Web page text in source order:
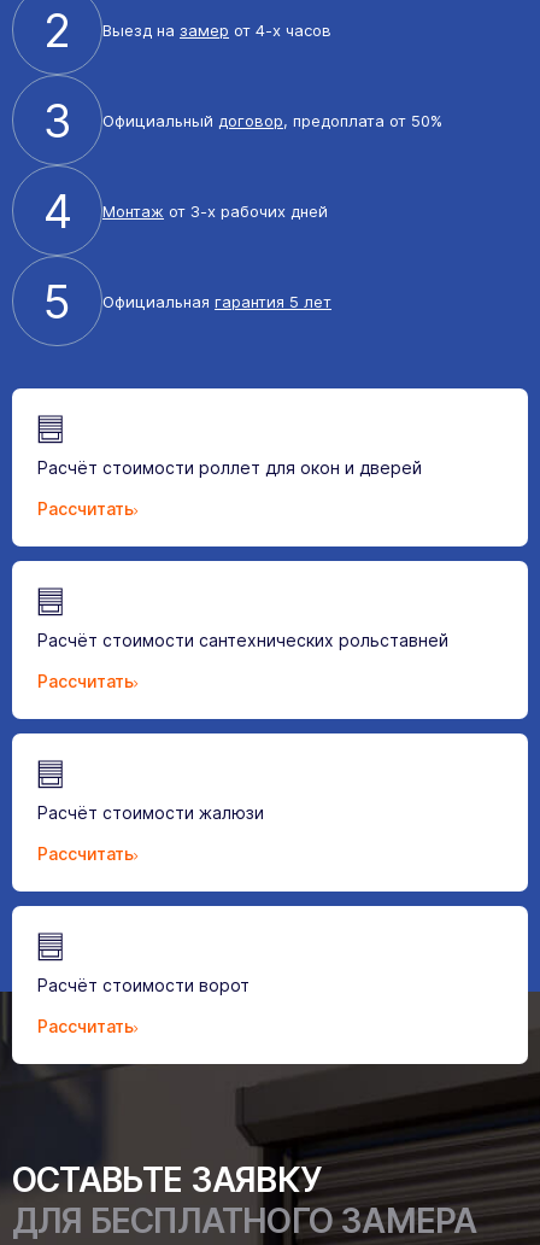
2 Выезд на замер от 4-х часов
3 Официальный договор, предоплата от 50%
4 Монтаж от 3-х рабочих дней
5 Официальная гарантия 5 лет
Расчёт стоимости роллет для окон и дверей
Рассчитать
Расчёт стоимости сантехнических рольставней
Рассчитать
Расчёт стоимости жалюзи
Рассчитать
Расчёт стоимости ворот
Рассчитать
ОСТАВЬТЕ ЗАЯВКУ
ДЛЯ БЕСПЛАТНОГО ЗАМЕРА